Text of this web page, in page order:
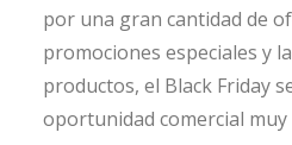
por una gran cantidad de
promociones especiales y
productos, el Black Friday
oportunidad comercial